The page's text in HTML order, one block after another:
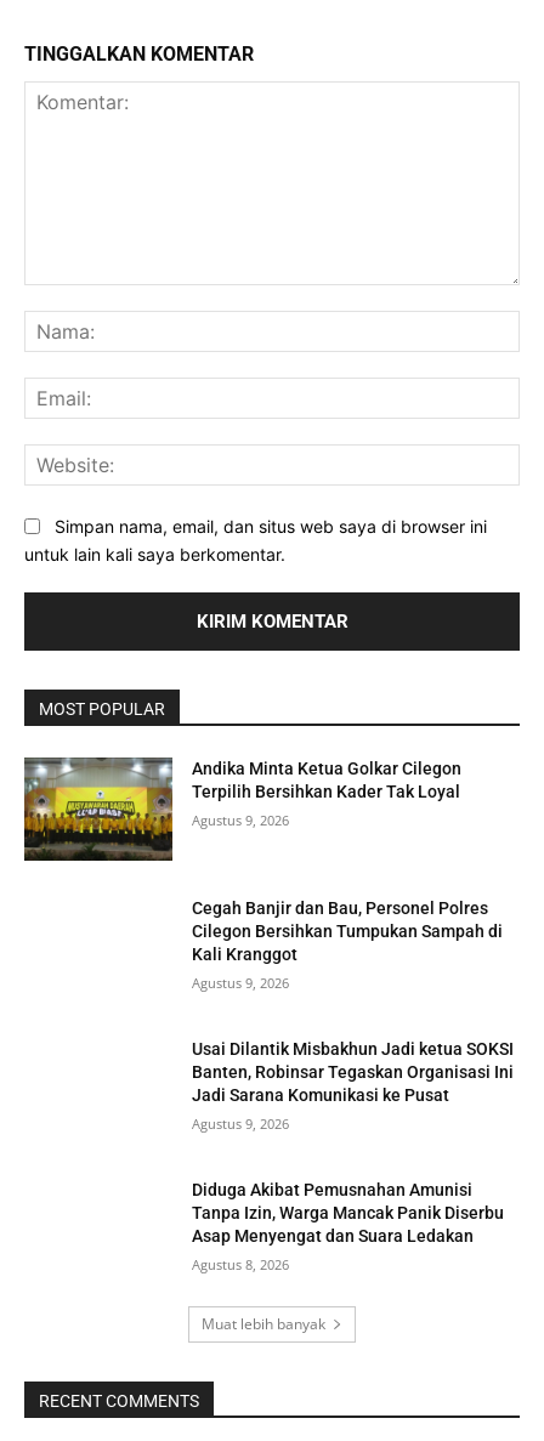
TINGGALKAN KOMENTAR
Simpan nama, email, dan situs web saya di browser ini
untuk lain kali saya berkomentar.
MOST POPULAR
Andika Minta Ketua Golkar Cilegon
Terpilih Bersihkan Kader Tak Loyal
Agustus 9, 2026
Cegah Banjir dan Bau, Personel Polres
Cilegon Bersihkan Tumpukan Sampah di
Kali Kranggot
Agustus 9, 2026
Usai Dilantik Misbakhun Jadi ketua SOKSI
Banten, Robinsar Tegaskan Organisasi Ini
Jadi Sarana Komunikasi ke Pusat
Agustus 9, 2026
Diduga Akibat Pemusnahan Amunisi
Tanpa Izin, Warga Mancak Panik Diserbu
Asap Menyengat dan Suara Ledakan
Agustus 8, 2026
Muat lebih banyak
RECENT COMMENTS